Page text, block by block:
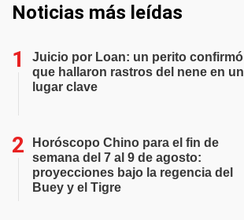
Noticias más leídas
Juicio por Loan: un perito confirmó
que hallaron rastros del nene en un
lugar clave
Horóscopo Chino para el fin de
semana del 7 al 9 de agosto:
proyecciones bajo la regencia del
Buey y el Tigre